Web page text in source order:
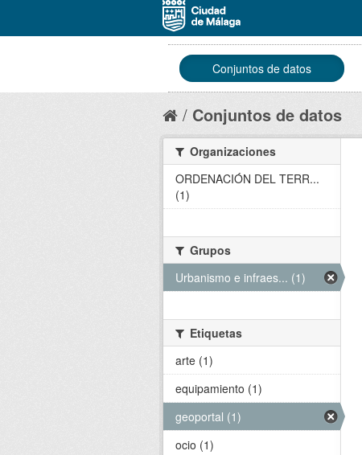
Conjuntos de datos
Conjuntos de datos
Organizaciones
ORDENACIÓN DEL TERR...
(1)
Grupos
Urbanismo e infraes... (1)
Etiquetas
arte (1)
equipamiento (1)
geoportal (1)
ocio (1)